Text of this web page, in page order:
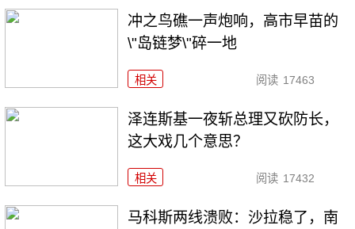
冲之鸟礁一声炮响，高市早苗的
\"岛链梦\"碎一地
相关 阅读 17463
泽连斯基一夜斩总理又砍防长，
这大戏几个意思？
相关 阅读 17432
马科斯两线溃败：沙拉稳了，南